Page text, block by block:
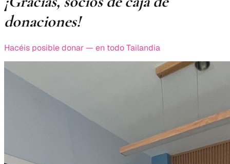
donaciones!
Hacéis posible donar — en todo Tailandia